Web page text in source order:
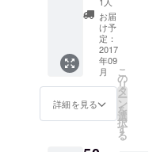
す！ ※
画像は
イメー
ジで
す。実
際とは
異なる
場合が
ポン ネ
コめん
トリ
セット
+限定
キャッ
プ
+1000
円クー
ポン ネ
お届
け予
定：
2017
年09
月
詳細を見る
こ
の
リ
タ
ー
ン
を
選
択
す
る